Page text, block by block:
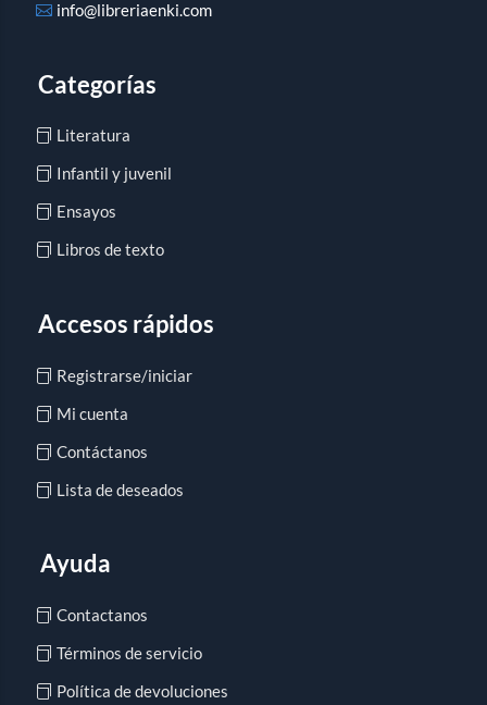
info@libreriaenki.com
Categorías
Literatura
Infantil y juvenil
Ensayos
Libros de texto
Accesos rápidos
Registrarse/iniciar
Mi cuenta
Contáctanos
Lista de deseados
Ayuda
Contactanos
Términos de servicio
Política de devoluciones